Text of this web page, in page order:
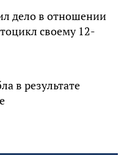
дело в отношении
своему 12-
в результате